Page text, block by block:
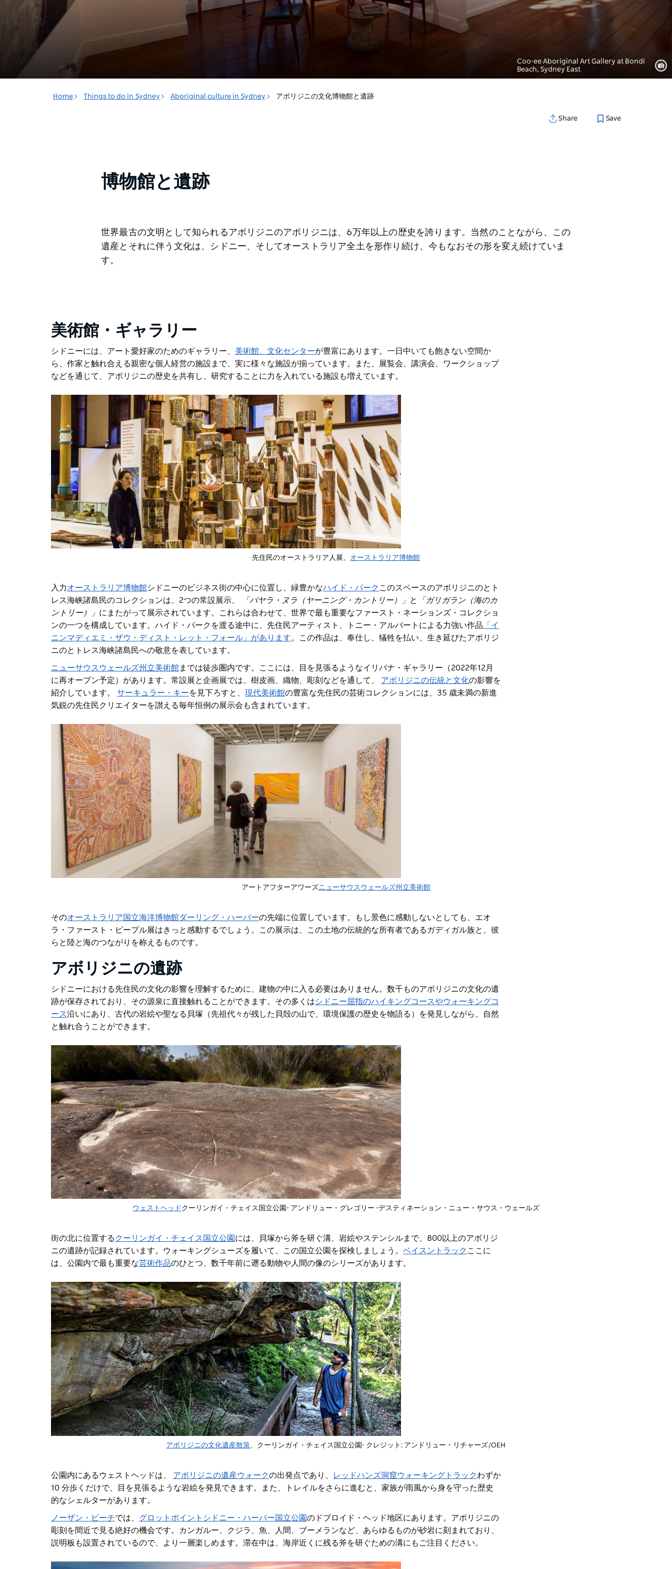
Coo-ee Aboriginal Art Gallery at Bondi
Beach, Sydney East
Home Things to do in Sydney Aboriginal culture in Sydney アボリジニの文化博物館と遺跡
Share Save
博物館と遺跡
世界最古の文明として知られるアボリジニのアボリジニは、6万年以上の歴史を誇ります。当然のことながら、この
遺産とそれに伴う文化は、シドニー、そしてオーストラリア全土を形作り続け、今もなおその形を変え続けていま
す。
美術館・ギャラリー
シドニーには、アート愛好家のためのギャラリー、 美術館、文化センターが豊富にあります。一日中いても飽きない空間か
ら、作家と触れ合える親密な個人経営の施設まで、実に様々な施設が揃っています。また、展覧会、講演会、ワークショップ
などを通じて、アボリジニの歴史を共有し、研究することに力を入れている施設も増えています。
先住民のオーストラリア人展、 オーストラリア博物館
入力オーストラリア博物館シドニーのビジネス街の中心に位置し、緑豊かなハイド・パーク このスペースのアボリジニのとト
レス海峡諸島民のコレクションは、2つの常設展示、
「バヤラ・ヌラ（ヤーニング・カントリー）」 と
「ガリガラン（海のカ
ントリー）」 にまたがって展示されています。これらは合わせて、世界で最も重要なファースト・ネーションズ・コレクショ
ンの一つを構成しています。 ハイド・パークを渡る途中に、 先住民アーティスト、トニー・アルバートによる力強い作品 「イ
ニンマディエミ・ザウ・ディスト・レット・フォール」があります。この作品は、奉仕し、犠牲を払い、生き延びたアボリジ
ニのとトレス海峡諸島民への敬意を表しています。
ニューサウスウェールズ州立美術館までは徒歩圏内です。ここには、目を見張るようなイリバナ・ギャラリー（2022年12月
に再オープン予定）があります。常設展と企画展では、 樹皮画、織物、彫刻などを通して、 アボリジニの伝統と文化の影響を
紹介しています。 サーキュラー・キーを見下ろすと 、 現代美術館の豊富な先住民の芸術コレクションには、35 歳未満の新進
気鋭の先住民クリエイターを讃える毎年恒例の展示会も含まれています。
アートアフターアワーズニューサウスウェールズ州立美術館
そのオーストラリア国立海洋博物館ダーリング・ハーバーの先端に位置しています。もし景色に感動しないとしても、エオ
ラ・ファースト・ピープル展はきっと感動するでしょう。この展示は、この土地の伝統的な所有者であるガディガル族と、彼
らと陸と海のつながりを称えるものです。
アボリジニの遺跡
シドニーにおける先住民の文化の影響を理解するために、建物の中に入る必要はありません。数千ものアボリジニの文化の遺
跡が保存されており、その源泉に直接触れることができます。その多くはシドニー屈指のハイキングコースやウォーキングコ
ース沿いにあり
、古代の岩絵や聖なる貝塚（先祖代々が残した貝殻の山で、環境保護の歴史を物語る）を発見しながら、自然
と触れ合うことができます。
ウェストヘッド クーリンガイ・チェイス国立公園- アンドリュー・グレゴリー -デスティネーション・ニュー・サウス・ウェールズ
街の北に位置する クーリンガイ・チェイス国立公園 には、
貝塚から斧を研ぐ溝、岩絵やステンシルまで、800以上のアボリジ
ニの遺跡が記録されています。ウォーキングシューズを履いて、この国立公園を探検しましょう。 ベイスントラック ここに
は、公園内で最も重要な芸術作品のひとつ、数千年前に遡る動物や人間の像のシリーズがあります。
アボリジニの文化遺産散策、クーリンガイ・チェイス国立公園- クレジット: アンドリュー・リチャーズ/OEH
公園内にあるウェストヘッドは、 アボリジニの遺産ウォークの出発点であり レッドハンズ洞窟ウォーキングトラックわずか
10 分歩くだけで、目を見張るような岩絵を発見できます。また、トレイルをさらに進むと、家族が雨風から身を守った歴史
的なシェルターがあります。
ノーザン・ビーチでは グロットポイント シドニー・ハーバー国立公園のドブロイド・ヘッド地区にあります。 アボリジニの
彫刻を間近で見る絶好の機会です。カンガルー、クジラ、魚、人間、ブーメランなど、あらゆるものが砂岩に刻まれており、
説明板も設置されているので、より一層楽しめます。滞在中は、海岸近くに残る斧を研ぐための溝にもご注目ください。